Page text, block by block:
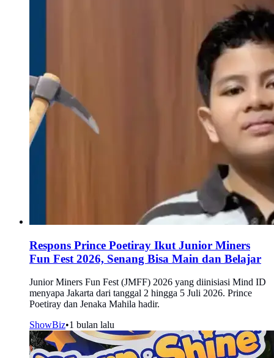
Respons Prince Poetiray Ikut Junior Miners
Fun Fest 2026, Senang Bisa Main dan Belajar
Junior Miners Fun Fest (JMFF) 2026 yang diinisiasi Mind ID
menyapa Jakarta dari tanggal 2 hingga 5 Juli 2026. Prince
Poetiray dan Jenaka Mahila hadir.
ShowBiz•1 bulan lalu